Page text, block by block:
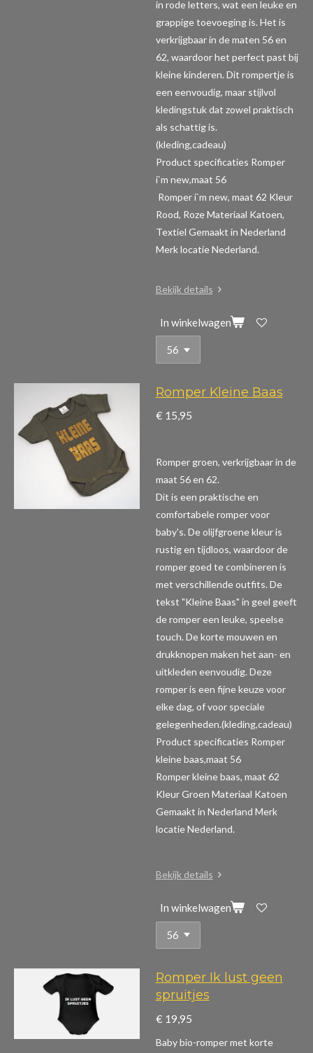
in rode letters, wat een leuke en
grappige toevoeging is. Het is
verkrijgbaar in de maten 56 en
62, waardoor het perfect past bij
kleine kinderen. Dit rompertje is
een eenvoudig, maar stijlvol
kledingstuk dat zowel praktisch
als schattig is.
(kleding,cadeau)
Product specificaties Romper
i`m new,maat 56
Romper i`m new, maat 62 Kleur
Rood, Roze Materiaal Katoen,
Textiel Gemaakt in Nederland
Merk locatie Nederland.
Bekijk details
In winkelwagen
Romper Kleine Baas
€ 15,95
Romper groen, verkrijgbaar in de
maat 56 en 62.
Dit is een praktische en
comfortabele romper voor
baby's. De olijfgroene kleur is
rustig en tijdloos, waardoor de
romper goed te combineren is
met verschillende outfits. De
tekst "Kleine Baas" in geel geeft
de romper een leuke, speelse
touch. De korte mouwen en
drukknopen maken het aan- en
uitkleden eenvoudig. Deze
romper is een fijne keuze voor
elke dag, of voor speciale
gelegenheden.(kleding,cadeau)
Product specificaties Romper
kleine baas,maat 56
Romper kleine baas, maat 62
Kleur Groen Materiaal Katoen
Gemaakt in Nederland Merk
locatie Nederland.
Bekijk details
In winkelwagen
Romper Ik lust geen
spruitjes
€ 19,95
Baby bio-romper met korte